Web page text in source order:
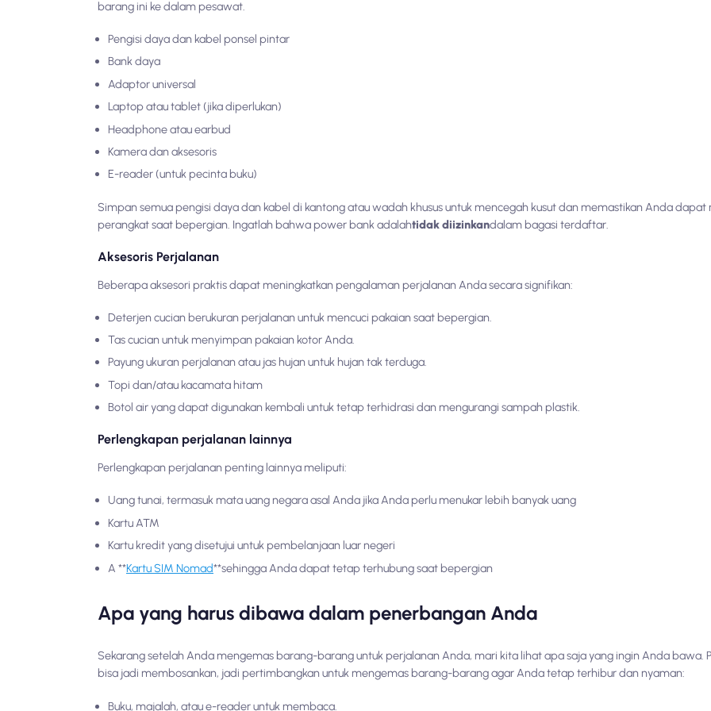
barang ini ke dalam pesawat.
Pengisi daya dan kabel ponsel pintar
Bank daya
Adaptor universal
Laptop atau tablet (jika diperlukan)
Headphone atau earbud
Kamera dan aksesoris
E-reader (untuk pecinta buku)
Simpan semua pengisi daya dan kabel di kantong atau wadah khusus untuk mencegah kusut dan memastikan Anda dapat
perangkat saat bepergian. Ingatlah bahwa power bank adalahtidak diizinkandalam bagasi terdaftar.
Aksesoris Perjalanan
Beberapa aksesori praktis dapat meningkatkan pengalaman perjalanan Anda secara signifikan:
Deterjen cucian berukuran perjalanan untuk mencuci pakaian saat bepergian.
Tas cucian untuk menyimpan pakaian kotor Anda.
Payung ukuran perjalanan atau jas hujan untuk hujan tak terduga.
Topi dan/atau kacamata hitam
Botol air yang dapat digunakan kembali untuk tetap terhidrasi dan mengurangi sampah plastik.
Perlengkapan perjalanan lainnya
Perlengkapan perjalanan penting lainnya meliputi:
Uang tunai, termasuk mata uang negara asal Anda jika Anda perlu menukar lebih banyak uang
Kartu ATM
Kartu kredit yang disetujui untuk pembelanjaan luar negeri
A **Kartu SIM Nomad**sehingga Anda dapat tetap terhubung saat bepergian
Apa yang harus dibawa dalam penerbangan Anda
Sekarang setelah Anda mengemas barang-barang untuk perjalanan Anda, mari kita lihat apa saja yang ingin Anda bawa.
bisa jadi membosankan, jadi pertimbangkan untuk mengemas barang-barang agar Anda tetap terhibur dan nyaman:
Buku, majalah, atau e-reader untuk membaca.